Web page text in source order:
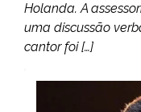
Holanda. A
uma discussão
cantor foi […]